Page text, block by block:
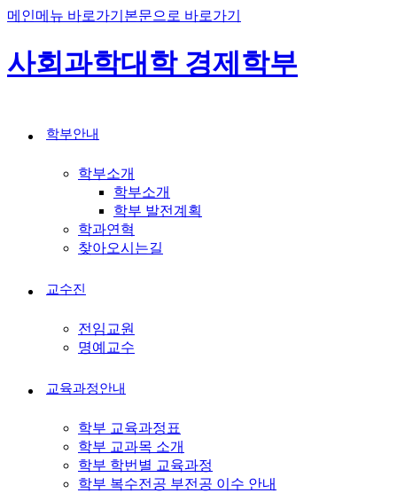
메인메뉴 바로가기 본문으로 바로가기
사회과학대학 경제학부
학부안내
학부소개
학부소개
학부 발전계획
학과연혁
찾아오시는길
교수진
전임교원
명예교수
교육과정안내
학부 교육과정표
학부 교과목 소개
학부 학번별 교육과정
학부 복수전공 부전공 이수 안내